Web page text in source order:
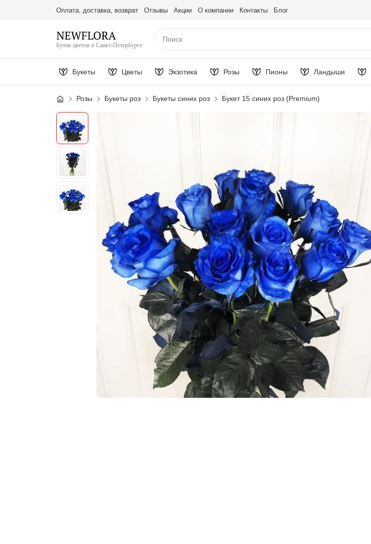
Оплата, доставка, возврат Отзывы Акции О компании Контакты Блог
Бутик цветов в Санкт-Петербурге
Букеты Цветы Экзотика Розы Пионы Ландыши
Розы Букеты роз Букеты синих роз Букет 15 синих роз (Premium)